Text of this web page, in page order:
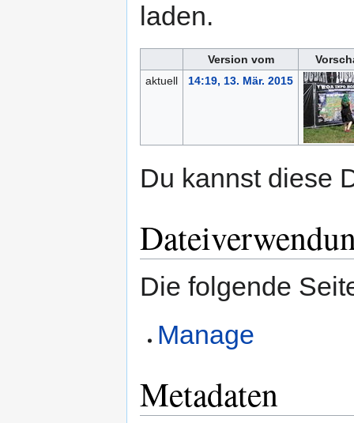
laden.
Version vom
aktuell
14:19, 13. Mär. 2015
Du kannst diese
Die folgende
Manage
Metadaten